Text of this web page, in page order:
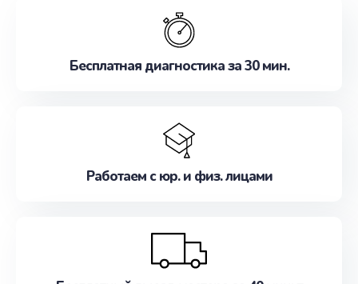
Бесплатная диагностика за 30 мин.
Работаем с юр. и физ. лицами